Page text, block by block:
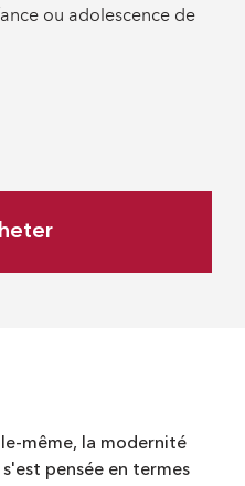
ou adolescence de
même, la modernité
pensée en termes